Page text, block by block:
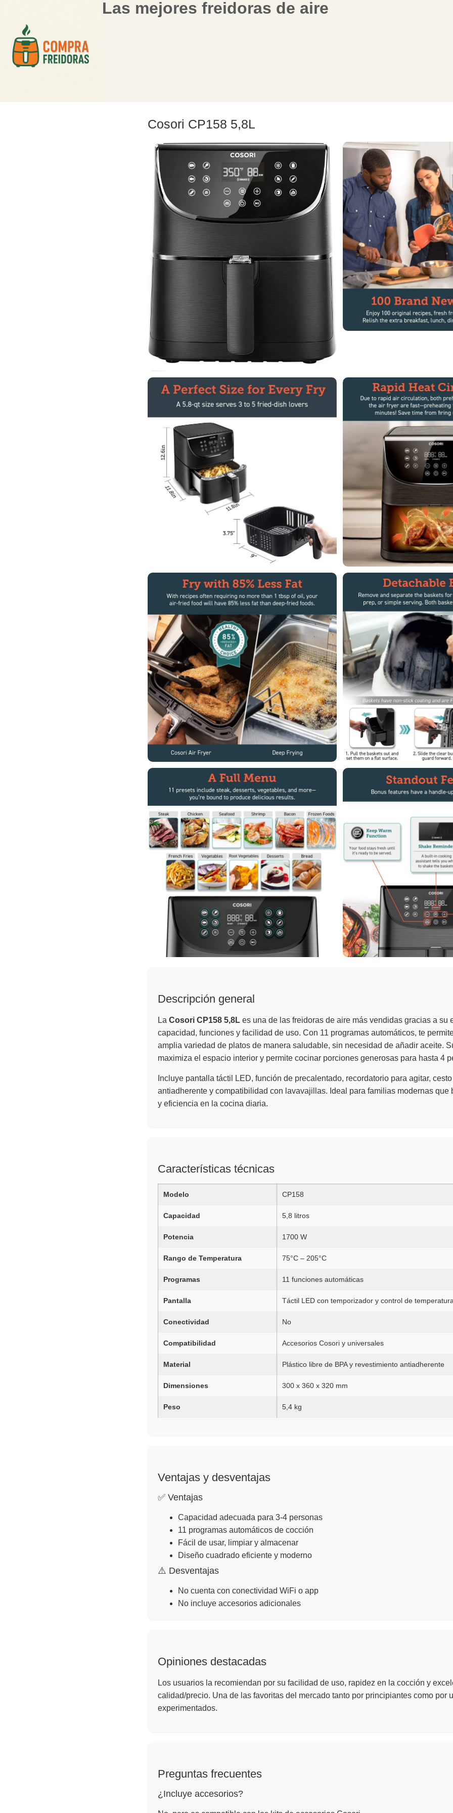
Las mejores freidoras de aire
Cosori CP158 5,8L
Descripción general
La Cosori CP158 5,8L es una de las freidoras de aire más vendidas gracias a su
capacidad, funciones y facilidad de uso. Con 11 programas automáticos, te
amplia variedad de platos de manera saludable, sin necesidad de añadir aceite.
maximiza el espacio interior y permite cocinar porciones generosas para hasta 4
Incluye pantalla táctil LED, función de precalentado, recordatorio para agitar,
antiadherente y compatibilidad con lavavajillas. Ideal para familias modernas que
y eficiencia en la cocina diaria.
Características técnicas
Modelo CP158
Capacidad 5,8 litros
Potencia 1700 W
Rango de Temperatura 75°C – 205°C
Programas 11 funciones automáticas
Pantalla Táctil LED con temporizador y control de
Conectividad No
Compatibilidad Accesorios Cosori y universales
Material Plástico libre de BPA y revestimiento antiadherente
Dimensiones 300 x 360 x 320 mm
Peso 5,4 kg
Ventajas y desventajas
✅ Ventajas
Capacidad adecuada para 3-4 personas
11 programas automáticos de cocción
Fácil de usar, limpiar y almacenar
Diseño cuadrado eficiente y moderno
⚠️ Desventajas
No cuenta con conectividad WiFi o app
No incluye accesorios adicionales
Opiniones destacadas
Los usuarios la recomiendan por su facilidad de uso, rapidez en la cocción y
calidad/precio. Una de las favoritas del mercado tanto por principiantes como por
experimentados.
Preguntas frecuentes
¿Incluye accesorios?